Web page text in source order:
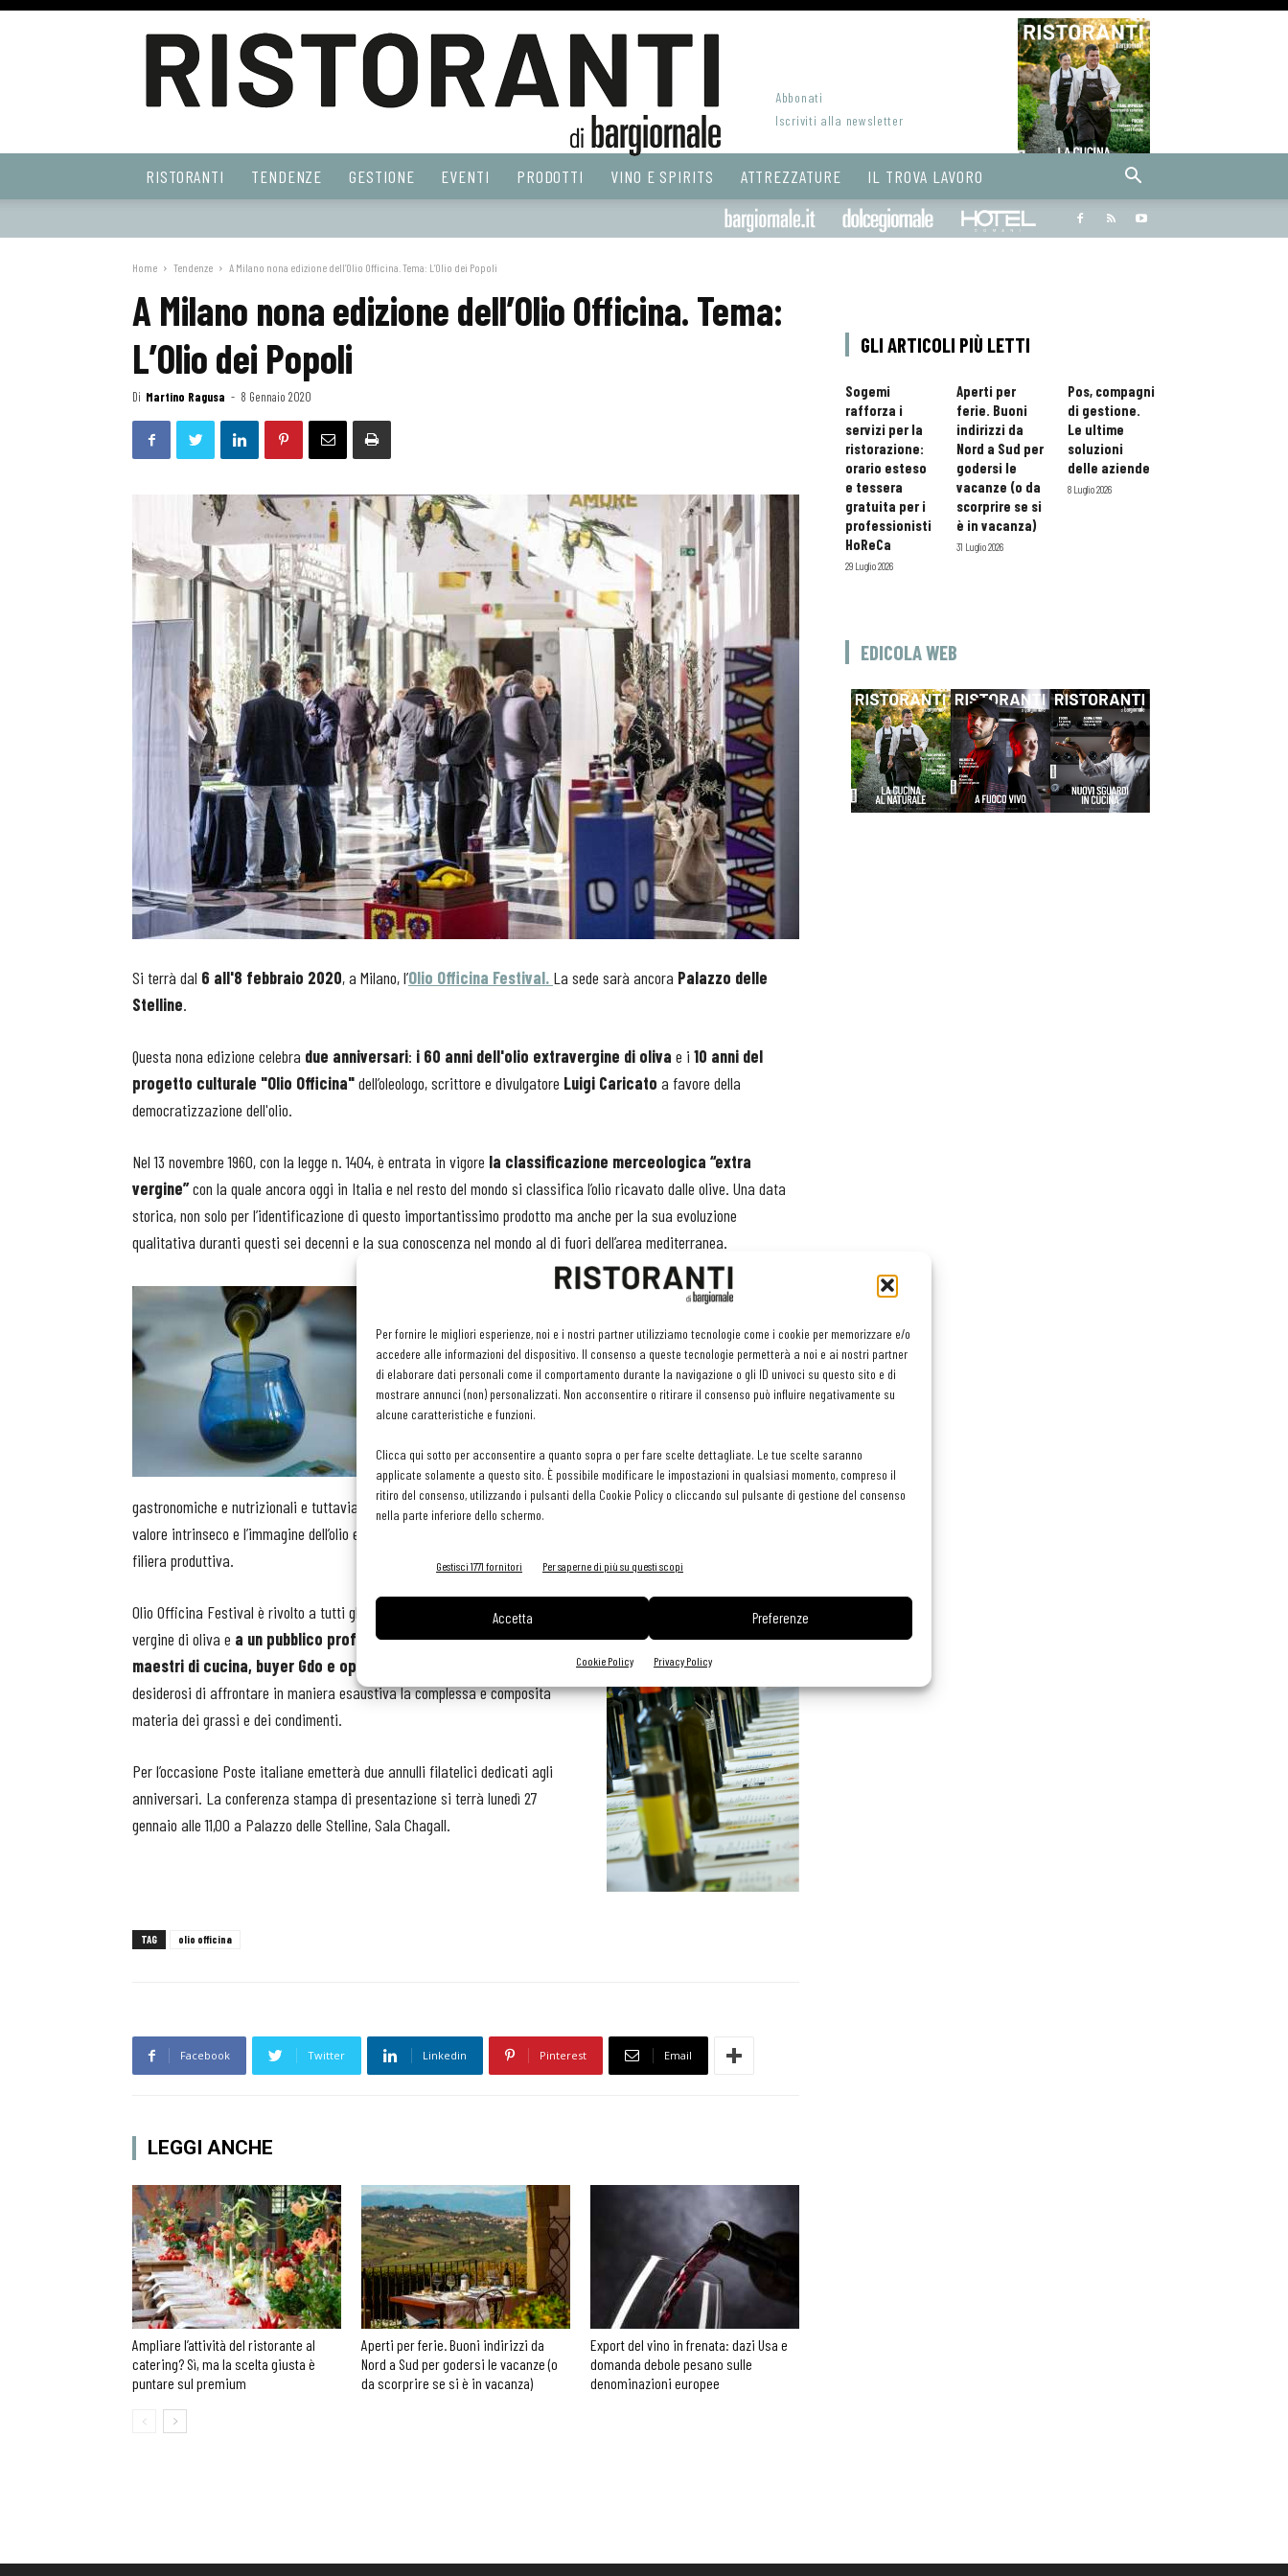
Per fornire le migliori esperienze, noi e i nostri partner utilizziamo tecnologie come i cookie per memorizzare e/o
accedere alle informazioni del dispositivo. Il consenso a queste tecnologie permetterà a noi e ai nostri partner
di elaborare dati personali come il comportamento durante la navigazione o gli ID univoci su questo sito e di
mostrare annunci (non) personalizzati. Non acconsentire o ritirare il consenso può influire negativamente su
alcune caratteristiche e funzioni.
Clicca qui sotto per acconsentire a quanto sopra o per fare scelte dettagliate. Le tue scelte saranno
applicate solamente a questo sito. È possibile modificare le impostazioni in qualsiasi momento, compreso il
ritiro del consenso, utilizzando i pulsanti della Cookie Policy o cliccando sul pulsante di gestione del consenso
nella parte inferiore dello schermo.
Gestisci 1771 fornitori Per saperne di più su questi scopi
Accetta Preferenze
Cookie Policy Privacy Policy
Web
Abbonati
Iscriviti alla newsletter
RISTORANTI TENDENZE GESTIONE EVENTI PRODOTTI VINO E SPIRITS ATTREZZATURE IL TROVA LAVORO
Bargiornale dolcegiornale
Home Tendenze A Milano nona edizione dell’Olio Officina. Tema: L’Olio dei Popoli
A Milano nona edizione dell’Olio Officina. Tema:
L’Olio dei Popoli
Di Martino Ragusa - 8 Gennaio 2020
Si terrà dal 6 all'8 febbraio 2020, a Milano, l’Olio Officina Festival. La sede sarà ancora Palazzo delle
Stelline.
Questa nona edizione celebra due anniversari: i 60 anni dell'olio extravergine di oliva e i 10 anni del
progetto culturale "Olio Officina"dell’oleologo, scrittore e divulgatore Luigi Caricato a favore della
democratizzazione dell'olio.
Nel 13 novembre 1960, con la legge n. 1404, è entrata in vigore la classificazione merceologica “extra
vergine”con la quale ancora oggi in Italia e nel resto del mondo si classifica l’olio ricavato dalle olive. Una data
storica, non solo per l’identificazione di questo importantissimo prodotto ma anche per la sua evoluzione
qualitativa duranti questi sei decenni e la sua conoscenza nel mondo al di fuori dell’area mediterranea.
Quest’anno compie dieci anni anche il progetto "Olio Officina"
Popoli”che prevedela presentazione e la
degustazione di extra vergini provenienti da Paesi di
tutto il mondo, Giappone compreso.
Olio Officina sarà anche l’occasione per sottolinearela
dignità di un prodottodalle ineguagliabili proprietà
gastronomiche e nutrizionali e tuttavia
insidiato da continue offerte sottocosto che sviliscono non solo il
valore intrinseco e l’immagine dell’olio extravergine d’oliva ma offendono il lavoro di quanti sono impegnati nella la
filiera produttiva.
Olio Officina Festival è rivolto a tutti gli appassionati cultori dell’olio extra
vergine di oliva e a un pubblico professionale, composto da chef,
maestri di cucina, buyer Gdo e operatori del canale Horeca
desiderosi di affrontare in maniera esaustiva la complessa e composita
materia dei grassi e dei condimenti.
Per l’occasione Poste italiane emetterà due annulli filatelici dedicati agli
anniversari. La conferenza stampa di presentazione si terrà lunedì 27
gennaio alle 11,00 a Palazzo delle Stelline, Sala Chagall.
TAG olio officina
Facebook Twitter Linkedin Pinterest Email
LEGGI ANCHE
Ampliare l’attività del ristorante al
catering? Sì, ma la scelta giusta è
puntare sul premium
Aperti per ferie. Buoni indirizzi da
Nord a Sud per godersi le vacanze (o
da scorprire se si è in vacanza)
Export del vino in frenata: dazi Usa e
domanda debole pesano sulle
denominazioni europee
GLI ARTICOLI PIÙ LETTI
Sogemi
rafforza i
servizi per la
ristorazione:
orario esteso
e tessera
gratuita per i
professionisti
HoReCa
29 Luglio 2026
Aperti per
ferie. Buoni
indirizzi da
Nord a Sud per
godersi le
vacanze (o da
scorprire se si
è in vacanza)
31 Luglio 2026
Pos, compagni
di gestione.
Le ultime
soluzioni
delle aziende
8 Luglio 2026
EDICOLA WEB